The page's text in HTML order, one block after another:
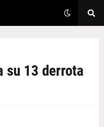
su 13 derrota